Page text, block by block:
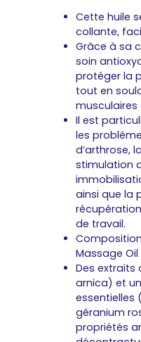
Cette huile
collante,
Grâce à sa
soin
protéger la
tout en
musculaires
Il est
les
d’arthrose,
stimulation
ainsi que la
de travail.
Composition
Massage
Des
arnica) et
essentielles
géranium
propriétés